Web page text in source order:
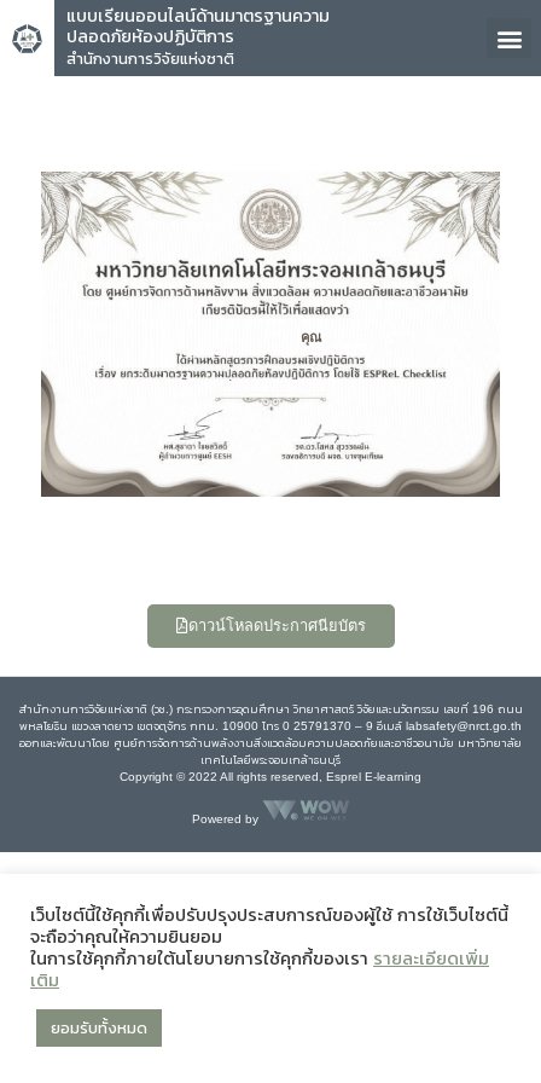
แบบเรียนออนไลน์ด้านมาตรฐานความ
ปลอดภัยห้องปฏิบัติการ
สำนักงานการวิจัยแห่งชาติ
คุณ
ดาวน์โหลดประกาศนียบัตร
สำนักงานการวิจัยแห่งชาติ (วช.) กระทรวงการอุดมศึกษา วิทยาศาสตร์ วิจัยและนวัตกรรม เลขที่ 196 ถนน
พหลโยธิน แขวงลาดยาว เขตจตุจักร กทม. 10900 โทร 0 25791370 – 9 อีเมล์ labsafety@nrct.go.th
ออกและพัฒนาโดย ศูนย์การจัดการด้านพลังงานสิ่งแวดล้อมความปลอดภัยและอาชีวอนามัย มหาวิทยาลัย
เทคโนโลยีพระจอมเกล้าธนบุรี
Copyright © 2022 All rights reserved, Esprel E-learning
Powered by
เว็บไซต์นี้ใช้คุกกี้เพื่อปรับปรุงประสบการณ์ของผู้ใช้ การใช้เว็บไซต์นี้
จะถือว่าคุณให้ความยินยอม
ในการใช้คุกกี้ภายใต้นโยบายการใช้คุกกี้ของเรา รายละเอียดเพิ่ม
เติม
ยอมรับทั้งหมด